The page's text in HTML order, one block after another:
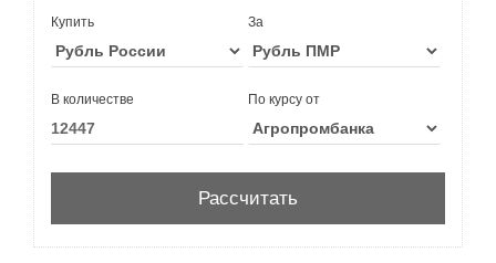
Купить За
В количестве По курсу от